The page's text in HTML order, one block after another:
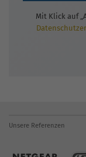
Mit Klick auf
Unsere Referenzen